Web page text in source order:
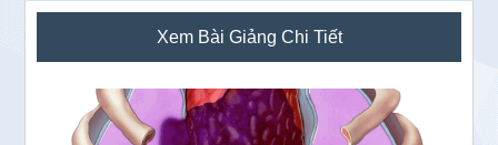
Sidebar
chính
Xem Bài Giảng Chi Tiết